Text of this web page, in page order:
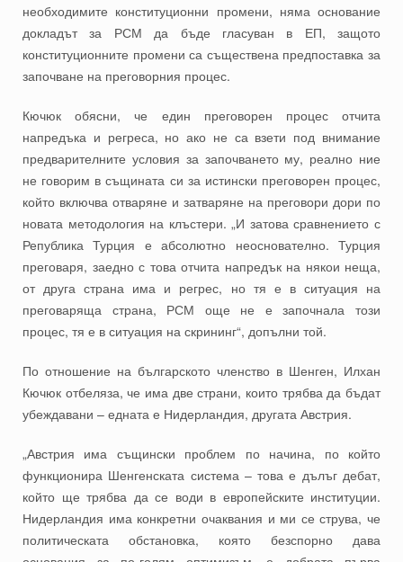
необходимите конституционни промени, няма основание
докладът за РСМ да бъде гласуван в ЕП, защото
конституционните промени са съществена предпоставка за
започване на преговорния процес.
Кючюк обясни, че един преговорен процес отчита
напредъка и регреса, но ако не са взети под внимание
предварителните условия за започването му, реално ние
не говорим в същината си за истински преговорен процес,
който включва отваряне и затваряне на преговори дори по
новата методология на клъстери. „И затова сравнението с
Република Турция е абсолютно неоснователно. Турция
преговаря, заедно с това отчита напредък на някои неща,
от друга страна има и регрес, но тя е в ситуация на
преговаряща страна, РСМ още не е започнала този
процес, тя е в ситуация на скрининг“, допълни той.
По отношение на българското членство в Шенген, Илхан
Кючюк отбеляза, че има две страни, които трябва да бъдат
убеждавани – едната е Нидерландия, другата Австрия.
„Австрия има същински проблем по начина, по който
функционира Шенгенската система – това е дълъг дебат,
който ще трябва да се води в европейските институции.
Нидерландия има конкретни очаквания и ми се струва, че
политическата обстановка, която безспорно дава